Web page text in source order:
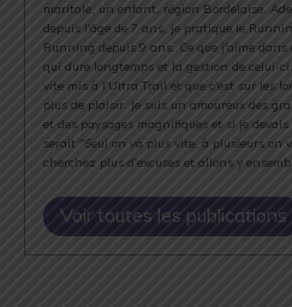
maritale, un enfant, région Bordelaise.
depuis l'âge de 7 ans, je pratique le
Running depuis 9 ans. Ce que j'aime
qui dure longtemps et la gestion de celui-
vite mis à l'Ultra Trail et que c'est sur les
plus de plaisir. Je suis un amoureux des
et des paysages magnifiques et si je devais
serait "Seul on va plus vite, à plusieurs on
cherchez plus d'excuses et allons y
Voir toutes les publications